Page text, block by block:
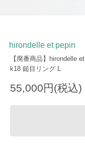
hirondelle et pepin
【廃番商品】hirondelle
k18 鎚目リング L
55,000円(税込)